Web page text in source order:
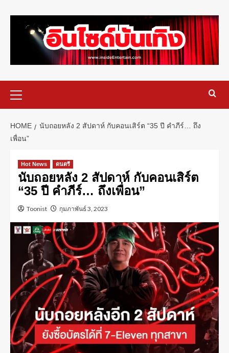
HOME
นับถอยหลัง 2 สัปดาห์ กับคอนเสิร์ต “35 ปี คำภีร์… ถึง
เพื่อน”
Hot News ดนตรี
นับถอยหลัง 2 สัปดาห์ กับคอนเสิร์ต
“35 ปี คำภีร์… ถึงเพื่อน”
Toonist กุมภาพันธ์ 3, 2023